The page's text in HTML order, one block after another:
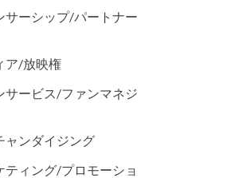
サーシップ/パートナー
ア/放映権
サービス/ファンマネジ
ャンダイジング
ティング/プロモーショ